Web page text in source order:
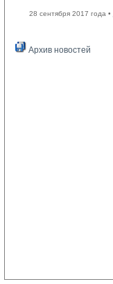
28 сентября 2017 года •
Архив новостей